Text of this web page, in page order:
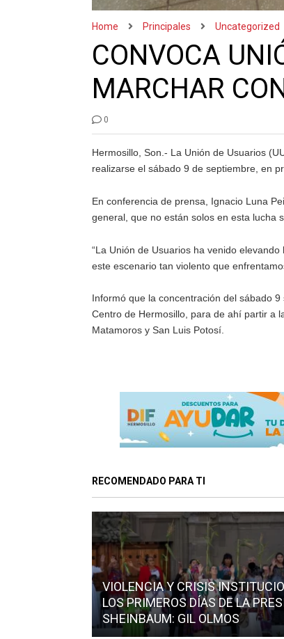
Home Principales Uncategorized
CONVOCA
MARCHAR
0
Hermosillo, Son.- La Unión de Usuarios
realizarse el sábado 9 de septiembre, en
En conferencia de prensa, Ignacio Luna
general, que no están solos en esta lucha
“La Unión de Usuarios ha venido
este escenario tan violento que
Informó que la concentración del sábado
Centro de Hermosillo, para de ahí partir a
Matamoros y San Luis Potosí.
RECOMENDADO PARA TI
VIOLENCIA Y CRISIS
LOS PRIMEROS DÍAS DE LA
SHEINBAUM: GIL OLMOS